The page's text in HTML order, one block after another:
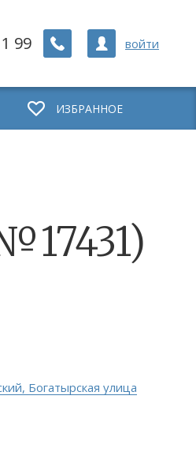
99 войти
ИЗБРАННОЕ
Богатырская улица